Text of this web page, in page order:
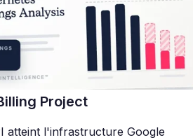
Project
atteint l'infrastructure Google